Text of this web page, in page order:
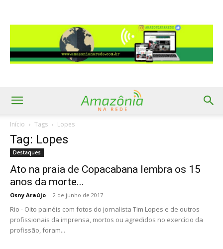
Início Tags Lopes
Tag: Lopes
Destaques
Ato na praia de Copacabana lembra os 15
anos da morte...
Osny Araújo - 2 de junho de 2017
Rio - Oito painéis com fotos do jornalista Tim Lopes e de outros
profissionais da imprensa, mortos ou agredidos no exercício da
profissão, foram...